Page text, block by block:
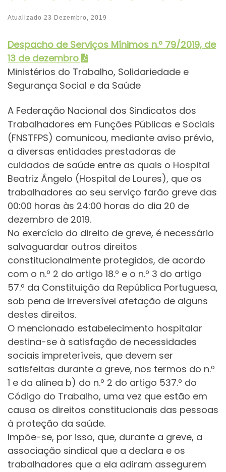
Atualizado 23 Dezembro, 2019
Despacho de Serviços Mínimos n.º 79/2019, de
13 de dezembro
Ministérios do Trabalho, Solidariedade e
Segurança Social e da Saúde
A Federação Nacional dos Sindicatos dos
Trabalhadores em Funções Públicas e Sociais
(FNSTFPS) comunicou, mediante aviso prévio,
a diversas entidades prestadoras de
cuidados de saúde entre as quais o Hospital
Beatriz Ângelo (Hospital de Loures), que os
trabalhadores ao seu serviço farão greve das
00:00 horas às 24:00 horas do dia 20 de
dezembro de 2019.
No exercício do direito de greve, é necessário
salvaguardar outros direitos
constitucionalmente protegidos, de acordo
com o n.º 2 do artigo 18.º e o n.º 3 do artigo
57.º da Constituição da República Portuguesa,
sob pena de irreversível afetação de alguns
destes direitos.
O mencionado estabelecimento hospitalar
destina-se à satisfação de necessidades
sociais impreteríveis, que devem ser
satisfeitas durante a greve, nos termos do n.º
1 e da alínea b) do n.º 2 do artigo 537.º do
Código do Trabalho, uma vez que estão em
causa os direitos constitucionais das pessoas
à proteção da saúde.
Impõe-se, por isso, que, durante a greve, a
associação sindical que a declara e os
trabalhadores que a ela adiram assegurem